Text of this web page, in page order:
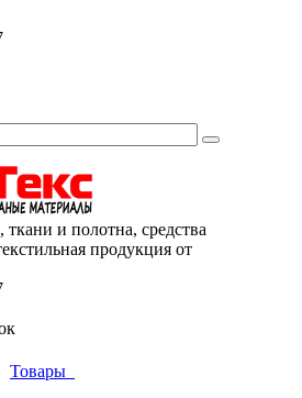
и полотна, средства
продукция от
Товары